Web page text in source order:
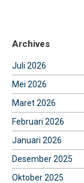
Archives
Juli 2026
Mei 2026
Maret 2026
Februari 2026
Januari 2026
Desember 2025
Oktober 2025